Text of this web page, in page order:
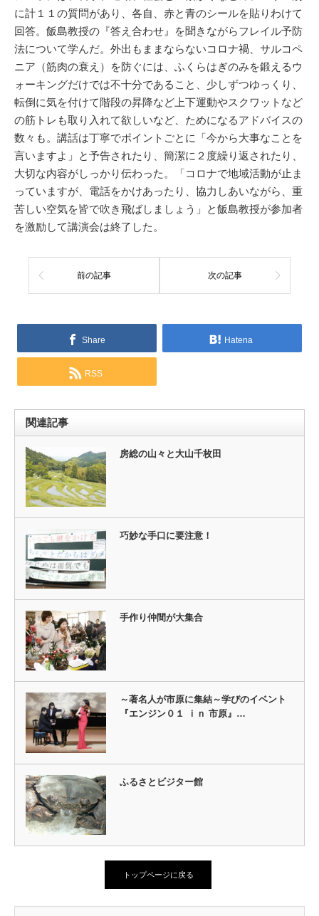
に計１１の質問があり、各自、赤と青のシールを貼りわけて
回答。飯島教授の『答え合わせ』を聞きながらフレイル予防
法について学んだ。外出もままならないコロナ禍、サルコペ
ニア（筋肉の衰え）を防ぐには、ふくらはぎのみを鍛えるウ
ォーキングだけでは不十分であること、少しずつゆっくり、
転倒に気を付けて階段の昇降など上下運動やスクワットなど
の筋トレも取り入れて欲しいなど、ためになるアドバイスの
数々も。講話は丁寧でポイントごとに「今から大事なことを
言いますよ」と予告されたり、簡潔に２度繰り返されたり、
大切な内容がしっかり伝わった。「コロナで地域活動が止ま
っていますが、電話をかけあったり、協力しあいながら、重
苦しい空気を皆で吹き飛ばしましょう」と飯島教授が参加者
を激励して講演会は終了した。
前の記事 次の記事
Share Hatena
RSS
関連記事
房総の山々と大山千枚田
巧妙な手口に要注意！
手作り仲間が大集合
～著名人が市原に集結～学びのイベント
『エンジン０１ ｉｎ 市原』…
ふるさとビジター館
トップページに戻る